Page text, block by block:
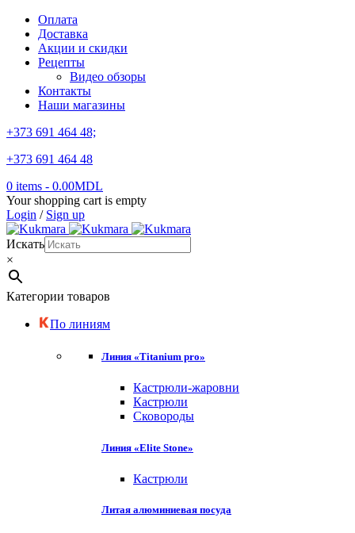
Оплата
Доставка
Акции и скидки
Рецепты
Видео обзоры
Контакты
Наши магазины
+373 691 464 48;
+373 691 464 48
0 items - 0.00MDL
Your shopping cart is empty
Login / Sign up
Искать
×
Категории товаров
По линиям
Линия «Titanium pro»
Кастрюли-жаровни
Кастрюли
Сковороды
Линия «Elite Stone»
Кастрюли
Литая алюминиевая посуда